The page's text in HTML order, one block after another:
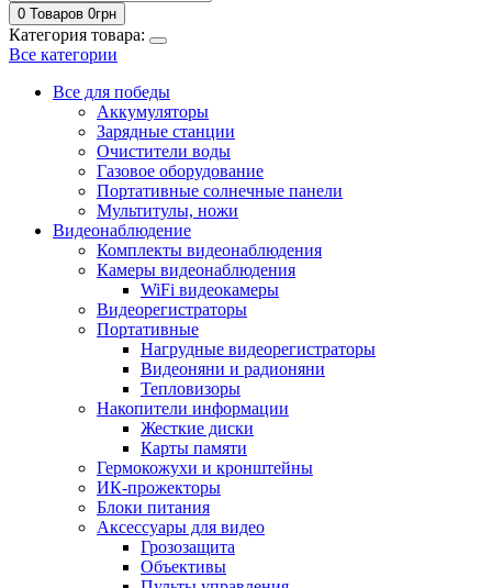
0 Товаров 0грн
Категория товара:
Все категории
Все для победы
Аккумуляторы
Зарядные станции
Очистители воды
Газовое оборудование
Портативные солнечные панели
Мультитулы, ножи
Видеонаблюдение
Комплекты видеонаблюдения
Камеры видеонаблюдения
WiFi видеокамеры
Видеорегистраторы
Портативные
Нагрудные видеорегистраторы
Видеоняни и радионяни
Тепловизоры
Накопители информации
Жесткие диски
Карты памяти
Гермокожухи и кронштейны
ИК-прожекторы
Блоки питания
Аксессуары для видео
Грозозащита
Объективы